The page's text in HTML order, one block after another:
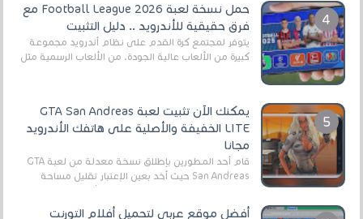
حمل نسخة لعبة Football League 2026 مع
فرق حقيقية للأندرويد .. دليل التثبيت
يتوفر لمجتمع كرة القدم على نظام أندرويد مجموعة
كبيرة من الألعاب عالية الجودة. من الألعاب الرسمية مثل
يمكنك الآن تثبيت لعبة GTA San Andreas
LITE الخفيفة والأصلية على هاتفك الأندرويد
مجانا
قام أحد المطورين بإطلاق نسخة معدلة من لعبة GTA
San Andreas حيث أخد بعين الإعتبار تقليل مساحة
أفضل موقع عربي لتحميل أفلام التورنت